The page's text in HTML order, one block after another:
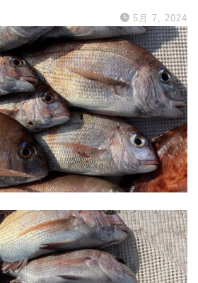
5月 7, 2024